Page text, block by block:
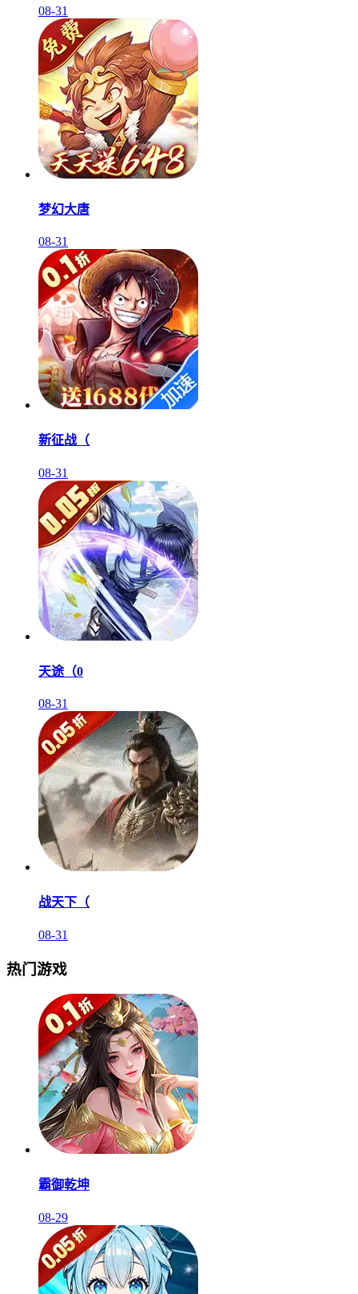
08-31
梦幻大唐
08-31
新征战（
08-31
天途（0
08-31
战天下（
08-31
热门游戏
霸御乾坤
08-29